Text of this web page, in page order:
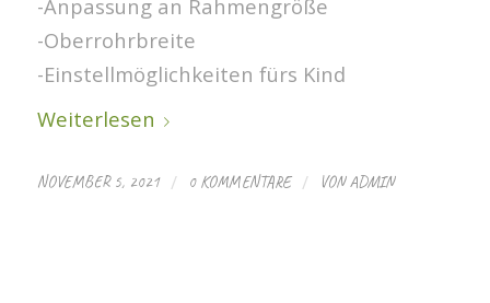
-Anpassung an Rahmengröße
-Oberrohrbreite
-Einstellmöglichkeiten fürs Kind
Weiterlesen
NOVEMBER 5, 2021 / 0 KOMMENTARE / VONADMIN